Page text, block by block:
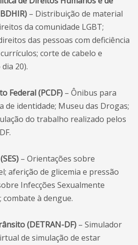
– Distribuição de material
da comunidade LGBT;
das pessoas com deficiência
corte de cabelo e
20).
Federal (PCDF) – Ônibus para
de identidade; Museu das Drogas;
do trabalho realizado pelos
– Orientações sobre
aferição de glicemia e pressão
Infecções Sexualmente
combate à dengue.
(DETRAN-DF) – Simulador
de simulação de estar